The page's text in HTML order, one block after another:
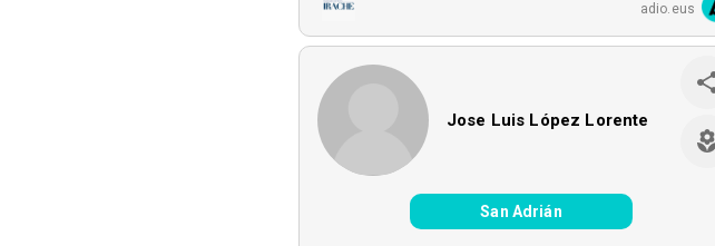
adio.eus
Jose Luis López Lorente
San Adrián